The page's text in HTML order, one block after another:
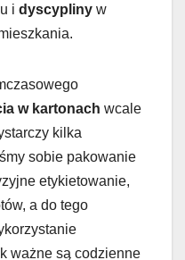
i dyscypliny w
w kartonach wcale
kilka
sobie pakowanie
etykietowanie,
a do tego
ważne są codzienne